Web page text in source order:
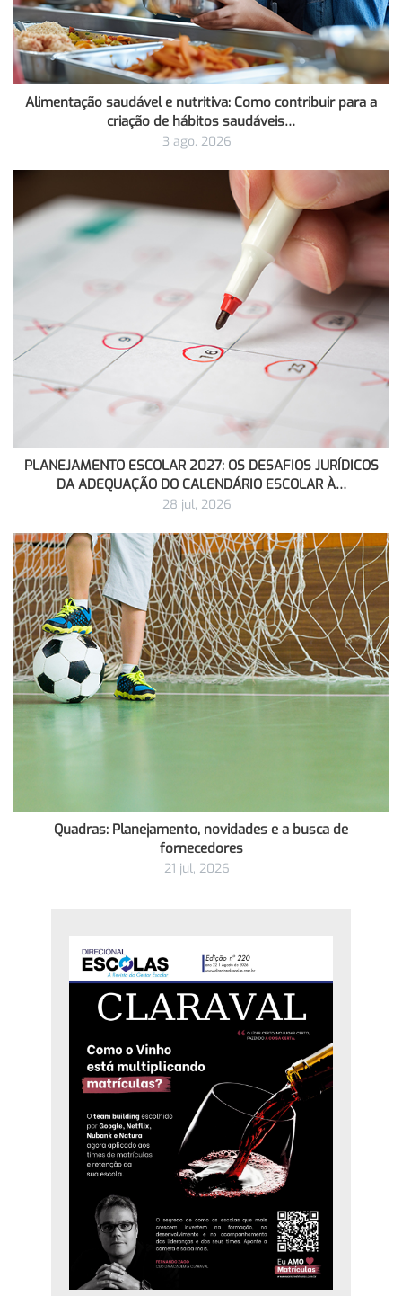
Alimentação saudável e nutritiva: Como contribuir para a
criação de hábitos saudáveis…
3 ago, 2026
PLANEJAMENTO ESCOLAR 2027: OS DESAFIOS JURÍDICOS
DA ADEQUAÇÃO DO CALENDÁRIO ESCOLAR À…
28 jul, 2026
Quadras: Planejamento, novidades e a busca de
fornecedores
21 jul, 2026